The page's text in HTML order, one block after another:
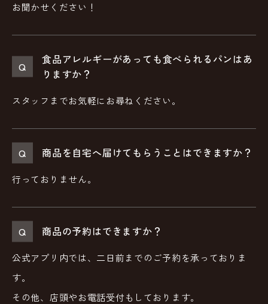
お聞かせください！
食品アレルギーがあっても食べられるパンはあ
りますか？
スタッフまでお気軽にお尋ねください。
商品を自宅へ届けてもらうことはできますか？
行っておりません。
商品の予約はできますか？
公式アプリ内では、二日前までのご予約を承っておりま
す。
その他、店頭やお電話受付もしております。